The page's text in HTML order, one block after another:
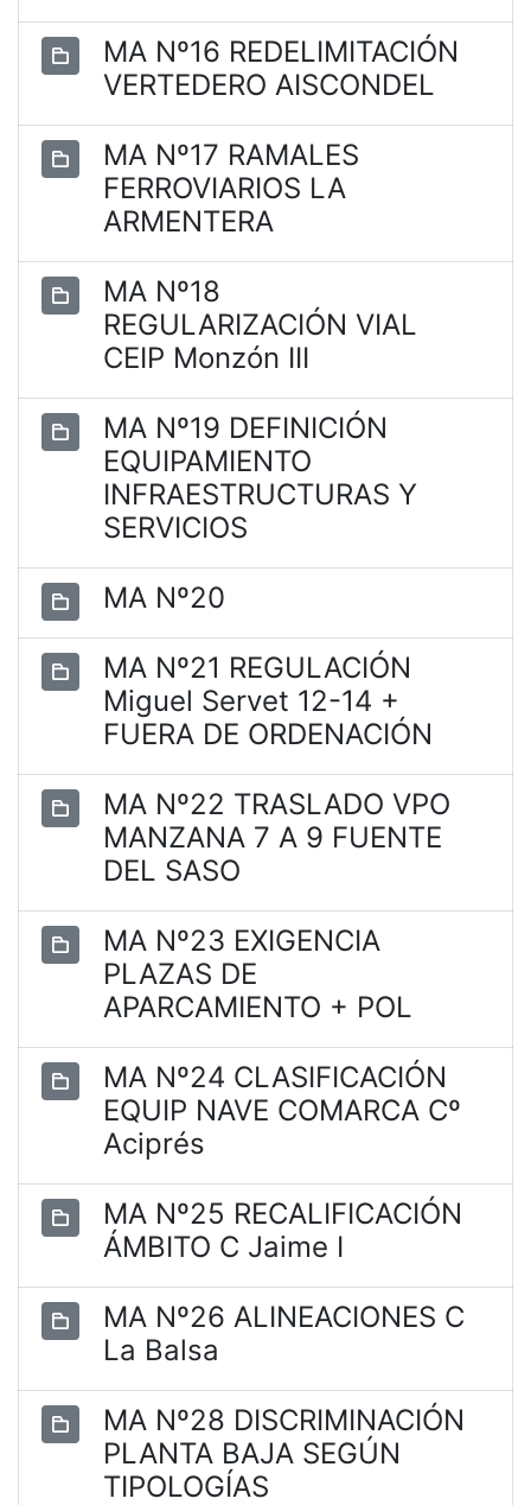
MA Nº16 REDELIMITACIÓN
VERTEDERO AISCONDEL
MA Nº17 RAMALES
FERROVIARIOS LA
ARMENTERA
MA Nº18
REGULARIZACIÓN VIAL
CEIP Monzón III
MA Nº19 DEFINICIÓN
EQUIPAMIENTO
INFRAESTRUCTURAS Y
SERVICIOS
MA Nº20
MA Nº21 REGULACIÓN
Miguel Servet 12-14 +
FUERA DE ORDENACIÓN
MA Nº22 TRASLADO VPO
MANZANA 7 A 9 FUENTE
DEL SASO
MA Nº23 EXIGENCIA
PLAZAS DE
APARCAMIENTO + POL
MA Nº24 CLASIFICACIÓN
EQUIP NAVE COMARCA Cº
Aciprés
MA Nº25 RECALIFICACIÓN
ÁMBITO C Jaime I
MA Nº26 ALINEACIONES C
La Balsa
MA Nº28 DISCRIMINACIÓN
PLANTA BAJA SEGÚN
TIPOLOGÍAS